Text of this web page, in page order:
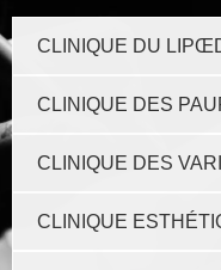
CLINIQUE DU
CLINIQUE DES
CLINIQUE DES
CLINIQUE